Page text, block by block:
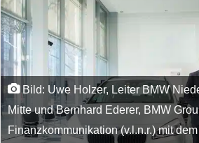
Bild: Uwe Holzer, Leiter BMW
Mitte und Bernhard Ederer, BMW
Finanzkommunikation (v.l.n.r.) mit